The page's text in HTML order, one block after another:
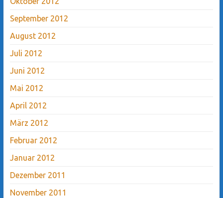
September 2012
August 2012
Juli 2012
Juni 2012
Mai 2012
April 2012
März 2012
Februar 2012
Januar 2012
Dezember 2011
November 2011